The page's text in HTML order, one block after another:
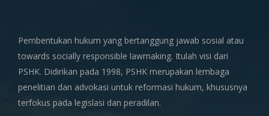
Pembentukan hukum yang bertanggung jawab sosial atau
towards socially responsible lawmaking. Itulah visi dari
PSHK. Didirikan pada 1998, PSHK merupakan lembaga
penelitian dan advokasi untuk reformasi hukum, khususnya
terfokus pada legislasi dan peradilan.